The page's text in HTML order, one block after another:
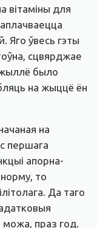
вітаміны для
Яго ўвесь гэты
сцвярджае
было
на жыццё ён
на
першага
апорна-
то
Да таго
можа, праз год.